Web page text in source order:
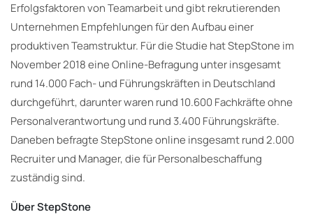
Erfolgsfaktoren von Teamarbeit und gibt rekrutierenden
Unternehmen Empfehlungen für den Aufbau einer
produktiven Teamstruktur. Für die Studie hat StepStone im
November 2018 eine Online-Befragung unter insgesamt
rund 14.000 Fach- und Führungskräften in Deutschland
durchgeführt, darunter waren rund 10.600 Fachkräfte ohne
Personalverantwortung und rund 3.400 Führungskräfte.
Daneben befragte StepStone online insgesamt rund 2.000
Recruiter und Manager, die für Personalbeschaffung
zuständig sind.
Über StepStone